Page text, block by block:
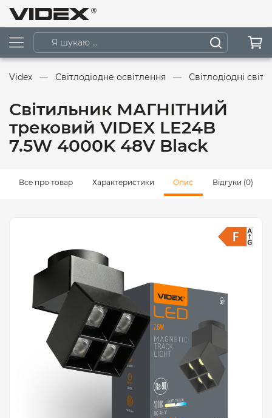
Videx Світлодіодне освітлення Світлодіодні
Світильник МАГНІТНИЙ
трековий VIDEX LE24B
7.5W 4000K 48V Black
Все про товар Характеристики Опис Відгуки (0)